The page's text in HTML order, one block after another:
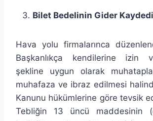
Bilet Bedelinin Gider
Hava yolu firmalarınca
Başkanlıkça kendilerine izin
şekline uygun olarak
muhafaza ve ibraz edilmesi
Kanunu hükümlerine göre tevsik
Tebliğin 13 üncü maddesinin